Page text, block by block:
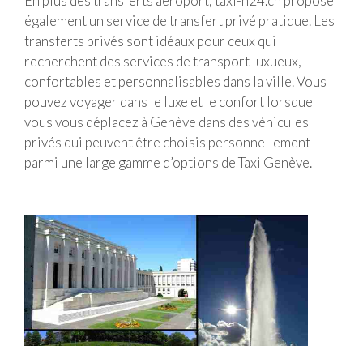
également un service de transfert privé pratique. Les
transferts privés sont idéaux pour ceux qui
recherchent des services de transport luxueux,
confortables et personnalisables dans la ville. Vous
pouvez voyager dans le luxe et le confort lorsque
vous vous déplacez à Genève dans des véhicules
privés qui peuvent être choisis personnellement
parmi une large gamme d’options de Taxi Genève.